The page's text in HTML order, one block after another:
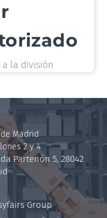
a la división
Madrid
2 y 4
Partenón 5, 28042
Group